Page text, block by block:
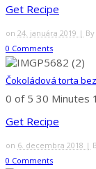
Get Recipe
on 24. januára 2019 | By
0 Comments
Čokoládová torta
0 of 5 30 Minutes
Get Recipe
on 6. decembra 2018 |
0 Comments